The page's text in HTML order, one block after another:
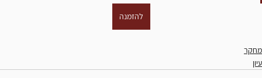
להזמנה
מחקר
עיון